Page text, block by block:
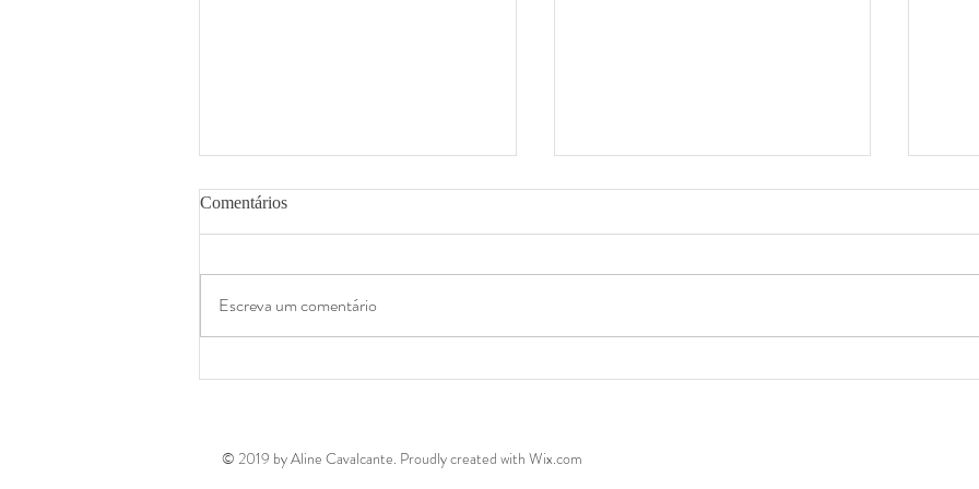
Comentários
Escreva um comentário
© 2019 by Aline Cavalcante. Proudly created with Wix.com